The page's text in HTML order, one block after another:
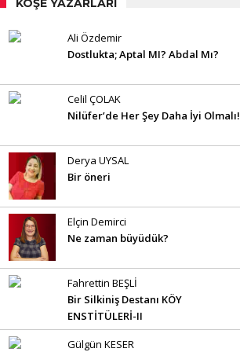
KÖŞE YAZARLARI
Ali Özdemir
Dostlukta; Aptal MI? Abdal Mı?
Celil ÇOLAK
Nilüfer’de Her Şey Daha İyi Olmalı!
Derya UYSAL
Bir öneri
Elçin Demirci
Ne zaman büyüdük?
Fahrettin BEŞLİ
Bir Silkiniş Destanı KÖY
ENSTİTÜLERİ-II
Gülgün KESER